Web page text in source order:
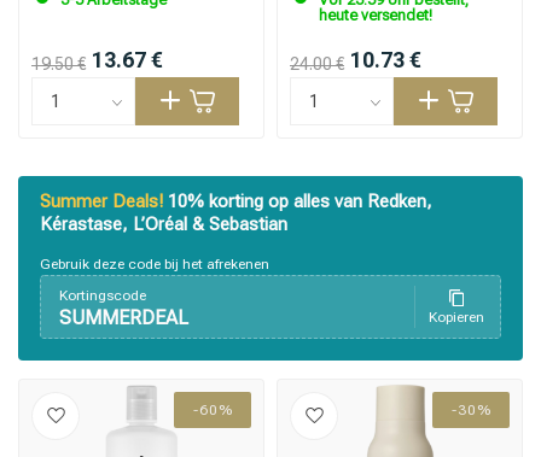
19.50 € 13.67 €
heute versendet!
24.00 € 10.73 €
Summer Deals! 10% korting op alles van Redken,
Kérastase, L’Oréal & Sebastian
Gebruik deze code bij het afrekenen
Kortingscode
SUMMERDEAL Kopieren
-60% -30%